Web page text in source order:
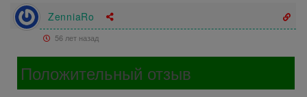
ZenniaRo
56 лет назад
Положительный отзыв